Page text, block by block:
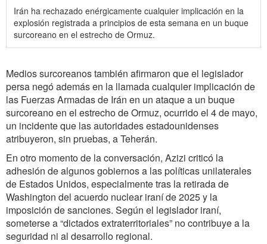
Irán ha rechazado enérgicamente cualquier implicación en la
explosión registrada a principios de esta semana en un buque
surcoreano en el estrecho de Ormuz.
Medios surcoreanos también afirmaron que el legislador
persa negó además en la llamada cualquier implicación de
las Fuerzas Armadas de Irán en un ataque a un buque
surcoreano en el estrecho de Ormuz, ocurrido el 4 de mayo,
un incidente que las autoridades estadounidenses
atribuyeron, sin pruebas, a Teherán.
En otro momento de la conversación, Azizi criticó la
adhesión de algunos gobiernos a las políticas unilaterales
de Estados Unidos, especialmente tras la retirada de
Washington del acuerdo nuclear iraní de 2025 y la
imposición de sanciones. Según el legislador iraní,
someterse a “dictados extraterritoriales” no contribuye a la
seguridad ni al desarrollo regional.